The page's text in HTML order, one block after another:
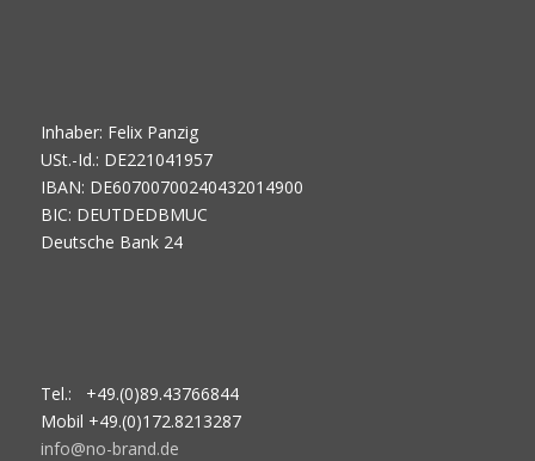
Inhaber: Felix Panzig
USt.-Id.: DE221041957
IBAN: DE60700700240432014900
BIC: DEUTDEDBMUC
Deutsche Bank 24
Tel.: +49.(0)89.43766844
Mobil +49.(0)172.8213287
info@no-brand.de